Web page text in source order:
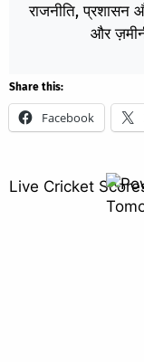
राजनीति, प्रशासन
और
Share this:
Facebook
Live Cricket